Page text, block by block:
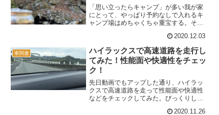
「思い立ったらキャンプ」が多い我が家
にとって、やっぱり予約なしで入れるキ
ャンプ場はめちゃくちゃ重宝する。その
も最近はどこのキャンプ場も予約合戦が
激しいからなぁ・・・。予約は予約で天
気の心配もしなきゃいけな...
2020.12.03
車関連
ハイラックスで高速道路を走行し
てみた！性能面や快適性をチェッ
ク！
先日動画でもアップした通り、ハイラッ
クスで高速道路を走って性能面や快適性
などをチェックしてみた。びっくりした
2020.11.26